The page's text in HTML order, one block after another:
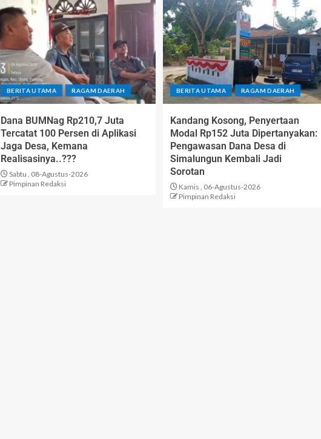
BERITA UTAMA RAGAM DAERAH
Dana BUMNag Rp210,7 Juta
Tercatat 100 Persen di Aplikasi
Jaga Desa, Kemana
Realisasinya..???
Sabtu , 08-Agustus-2026
Pimpinan Redaksi
BERITA UTAMA RAGAM DAERAH
Kandang Kosong, Penyertaan
Modal Rp152 Juta Dipertanyakan:
Pengawasan Dana Desa di
Simalungun Kembali Jadi
Sorotan
Kamis , 06-Agustus-2026
Pimpinan Redaksi